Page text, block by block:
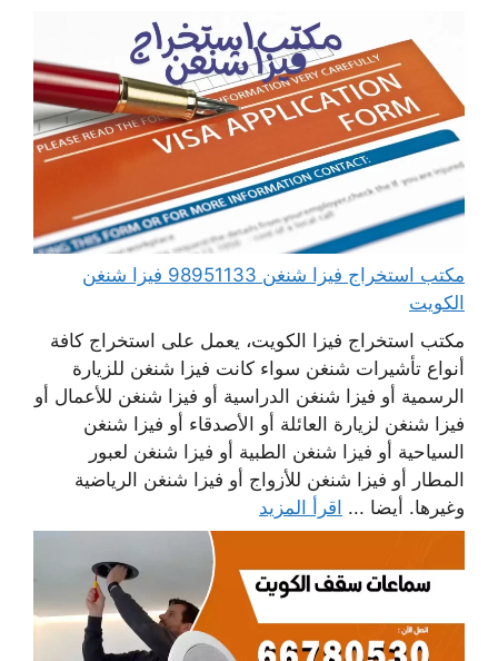
مكتب استخراج فيزا شنغن 98951133 فيزا شنغن
الكويت
مكتب استخراج فيزا الكويت، يعمل على استخراج كافة
أنواع تأشيرات شنغن سواء كانت فيزا شنغن للزيارة
الرسمية أو فيزا شنغن الدراسية أو فيزا شنغن للأعمال أو
فيزا شنغن لزيارة العائلة أو الأصدقاء أو فيزا شنغن
السياحية أو فيزا شنغن الطبية أو فيزا شنغن لعبور
المطار أو فيزا شنغن للأزواج أو فيزا شنغن الرياضية
وغيرها. أيضا ... اقرأ المزيد